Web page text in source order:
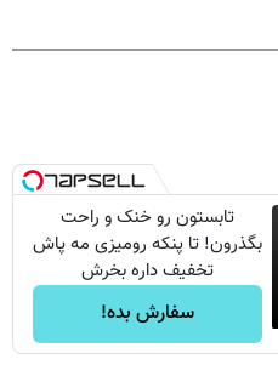
تابستون رو خنک و راحت
بگذرون! تا پنکه رومیزی مه پاش
تخفیف داره بخرش
سفارش بده!